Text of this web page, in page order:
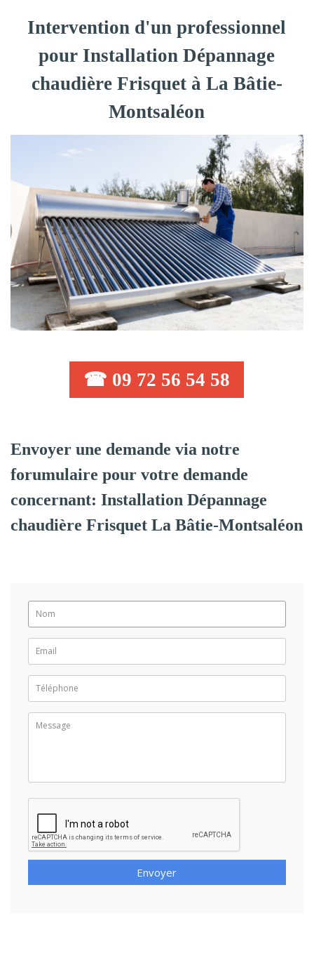
Intervention d'un professionnel
pour Installation Dépannage
chaudière Frisquet à La Bâtie-
Montsaléon
☎ 09 72 56 54 58
Envoyer une demande via notre
forumulaire pour votre demande
concernant: Installation Dépannage
chaudière Frisquet La Bâtie-Montsaléon
Envoyer